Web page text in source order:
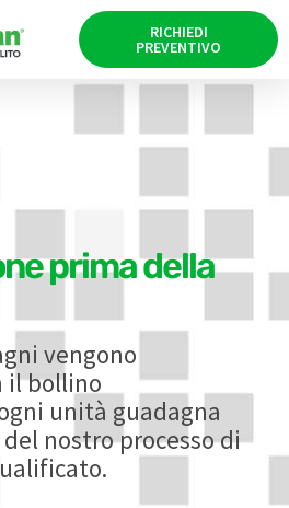
RICHIEDI
PREVENTIVO
prima della
vengono
il bollino
unità guadagna
nostro processo di